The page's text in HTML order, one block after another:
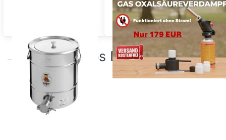
Sublimador a gas para
ácido oxálico
Productos Destacados